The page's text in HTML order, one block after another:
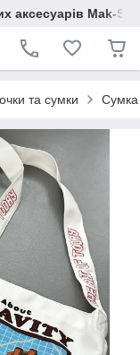
аксесуарів Mak-
та сумки Сумка